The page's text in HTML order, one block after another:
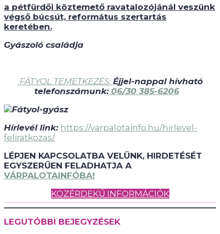
a pétfürdői köztemető ravatalozójánál veszünk
végső búcsút, református szertartás
keretében.
Gyászoló családja
FÁTYOL TEMETKEZÉS: Éjjel-nappal hívható
telefonszámunk:06/30 385-6206
Hírlevél link: https://varpalotainfo.hu/hirlevel-
feliratkozas/
LÉPJEN KAPCSOLATBA VELÜNK, HIRDETÉSÉT
EGYSZERŰEN FELADHATJA A
VÁRPALOTAINFÓBA!
KÖZÉRDEKŰ INFORMÁCIÓK
LEGUTÓBBI BEJEGYZÉSEK